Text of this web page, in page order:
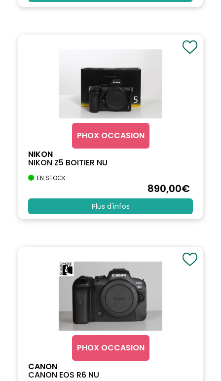
PHOX OCCASION
NIKON
NIKON Z5 BOITIER NU
EN STOCK
890,00€
Plus d'infos
PHOX OCCASION
CANON
CANON EOS R6 NU